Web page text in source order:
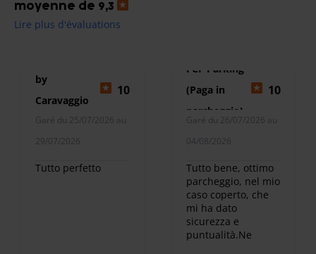
moyenne de 9,3
Lire plus d'évaluations
by
Caravaggio
(Paga online)
10
Garé du 25/07/2026 au
29/07/2026
Tutto perfetto
FCF Parking
(Paga in
parcheggio)
10
Garé du 26/07/2026 au
04/08/2026
Tutto bene, ottimo
parcheggio, nel mio
caso coperto, che
mi ha dato
sicurezza e
puntualità.Ne